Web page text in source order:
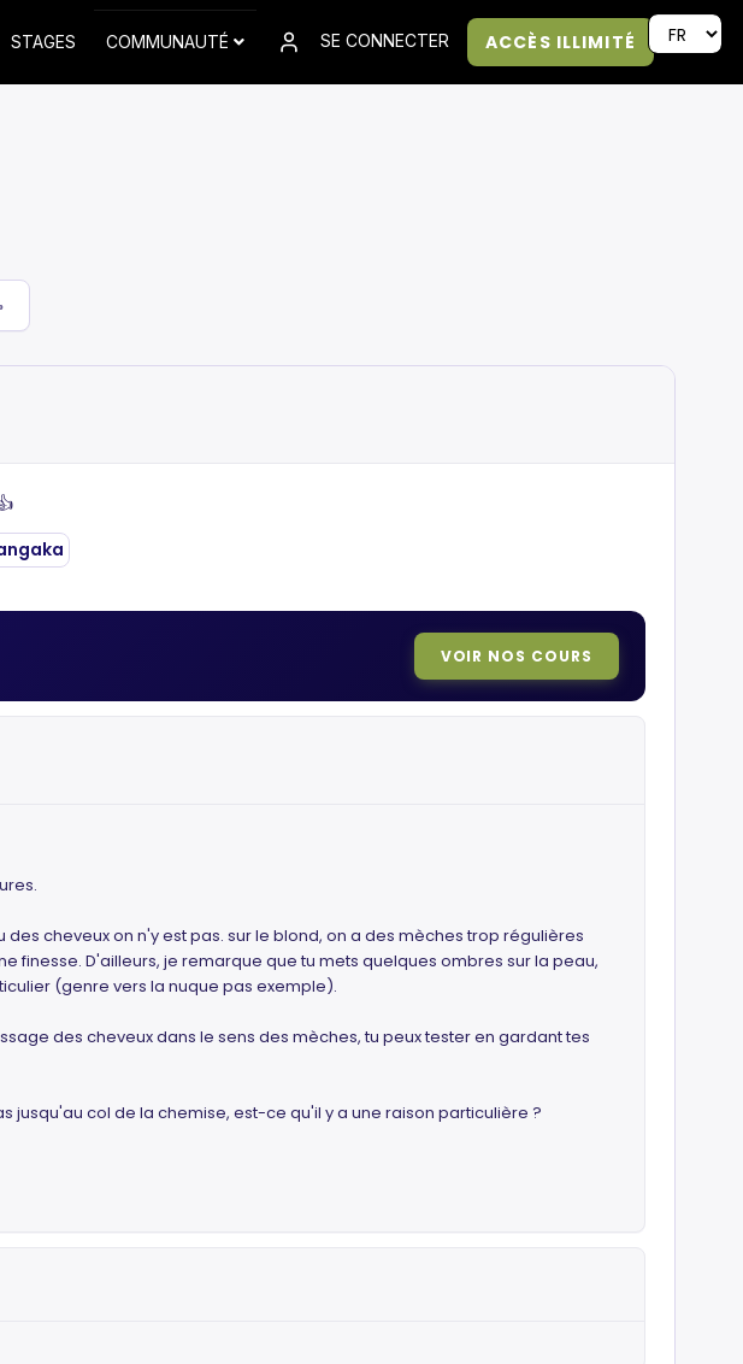
STAGES COMMUNAUTÉ SE CONNECTER ACCÈS ILLIMITÉ
›
VOIR NOS COURS
cheveux on n'y est pas. sur le blond, on a des mèches trop régulières
finesse. D'ailleurs, je remarque que tu mets quelques ombres sur la peau,
(genre vers la nuque pas exemple).
des cheveux dans le sens des mèches, tu peux tester en gardant tes
jusqu'au col de la chemise, est-ce qu'il y a une raison particulière ?